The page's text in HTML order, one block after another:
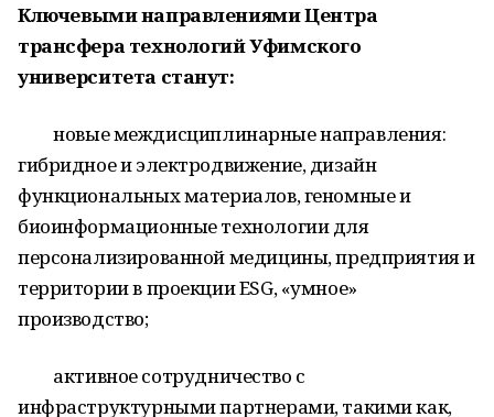
Ключевыми направлениями Центра
трансфера технологий Уфимского
университета станут:
новые междисциплинарные направления:
гибридное и электродвижение, дизайн
функциональных материалов, геномные и
биоинформационные технологии для
персонализированной медицины, предприятия и
территории в проекции ESG, «умное»
производство;
активное сотрудничество с
инфраструктурными партнерами, такими как,